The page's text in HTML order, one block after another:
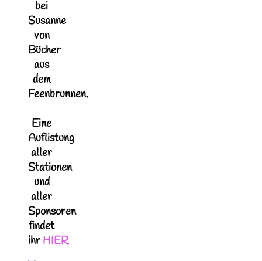
bei
Susanne
von
Bücher
aus
dem
Feenbrunnen.
Eine
Auflistung
aller
Stationen
und
aller
Sponsoren
findet
ihrHIER